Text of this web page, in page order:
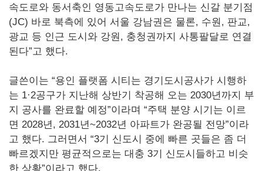
속도로와 동서축인 영동고속도로가 만나는 신갈 분기점
(JC) 바로 북측에 있어 서울 강남권은 물론, 수원, 판교,
광교 등 인근 도시와 강원, 충청권까지 사통팔달로 연결
된다”고 했다.
​글쓴이는 “용인 플랫폼 시티는 경기도시공사가 시행하
는 1·2공구가 지난해 상반기 착공해 오는 2030년까지 부
지 공사를 완료할 예정”이라며 “주택 분양 시기는 이르
면 2028년, 2031년~2032년 아파트가 완공될 전망”이라
고 했다. 그러면서 “3기 신도시 중에 빠른 곳들은 좀 더
빠르겠지만 평균적으로는 대충 3기 신도시들하고 비슷
한 상황”이라고 했다.